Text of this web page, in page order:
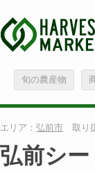
旬の農産物
エリア： 弘前市 取り
弘前シ